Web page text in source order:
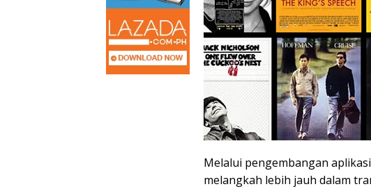
Melalui pengembangan
melangkah lebih jauh dalam